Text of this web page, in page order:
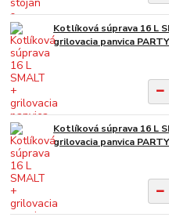
Kotlíková súprava 16 L
grilovacia panvica
Kotlíková súprava 16 L
grilovacia panvica